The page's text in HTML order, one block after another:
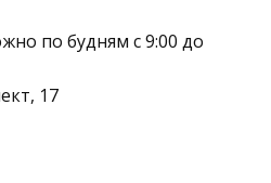
по будням с 9:00 до
17